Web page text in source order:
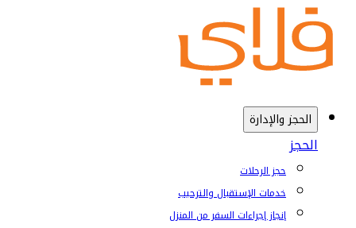
الحجز والإدارة
الحجز
حجز الرحلات
خدمات الإستقبال والترحيب
إنجاز إجراءات السفر من المنزل